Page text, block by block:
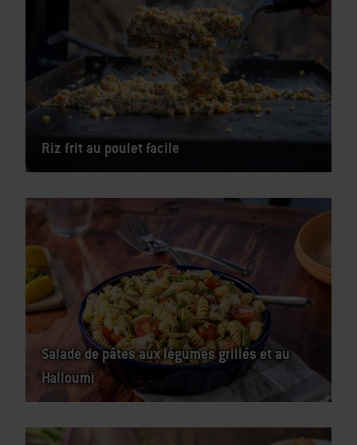
Riz frit au poulet facile
Salade de pâtes aux légumes grillés et au
Halloumi